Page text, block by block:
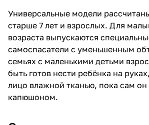
Универсальные модели
старше 7 лет и взрослых. Для
возраста выпускаются
самоспасатели с уменьшенным
семьях с маленькими детьми
быть готов нести ребёнка на
лицо влажной тканью, пока сам
капюшоном.